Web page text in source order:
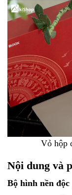
Vỏ hộp
Nội dung và
Bộ hình nền độc